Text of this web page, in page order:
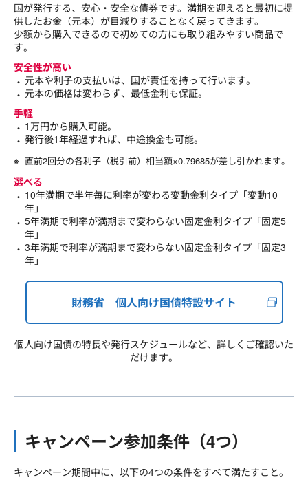
国が発行する、安心・安全な債券です。満期を迎えると最初に提
供したお金（元本）が目減りすることなく戻ってきます。
少額から購入できるので初めての方にも取り組みやすい商品で
す。
安全性が高い
元本や利子の支払いは、国が責任を持って行います。
元本の価格は変わらず、最低金利も保証。
手軽
1万円から購入可能。
発行後1年経過すれば、中途換金も可能。
直前2回分の各利子（税引前）相当額×0.79685が差し引かれます。
選べる
10年満期で半年毎に利率が変わる変動金利タイプ「変動10
年」
5年満期で利率が満期まで変わらない固定金利タイプ「固定5
年」
3年満期で利率が満期まで変わらない固定金利タイプ「固定3
年」
財務省 個人向け国債特設サイト
個人向け国債の特長や発行スケジュールなど、詳しくご確認いた
だけます。
キャンペーン参加条件（4つ）
キャンペーン期間中に、以下の4つの条件をすべて満たすこと。